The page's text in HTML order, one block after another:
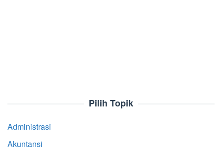
Pilih Topik
Administrasi
Akuntansi